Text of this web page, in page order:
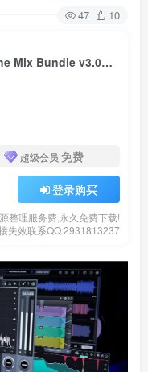
47 10
超级智能母带插件合集 Mastering The Mix Bundle v3.0m MAC
超级会员 免费
登录购买
整理服务费,永久免费下载!
失效联系QQ:2931813237